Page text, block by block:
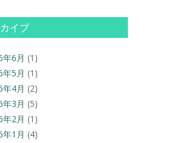
イブ
年6月 (1)
年5月 (1)
年4月 (2)
年3月 (5)
年2月 (1)
年1月 (4)